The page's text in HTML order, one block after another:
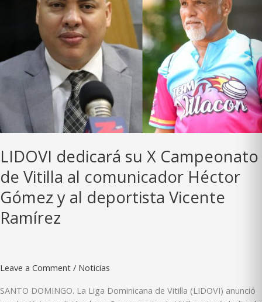
LIDOVI dedicará su X Campeonato
de Vitilla al comunicador Héctor
Gómez y al deportista Vicente
Ramírez
Leave a Comment / Noticias
SANTO DOMINGO. La Liga Dominicana de Vitilla (LIDOVI) anunció